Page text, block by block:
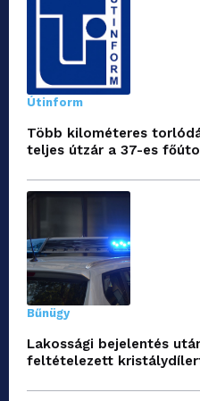
Útinform
Több kilométeres
teljes útzár a 37-es
Bűnügy
Lakossági bejelentés
feltételezett